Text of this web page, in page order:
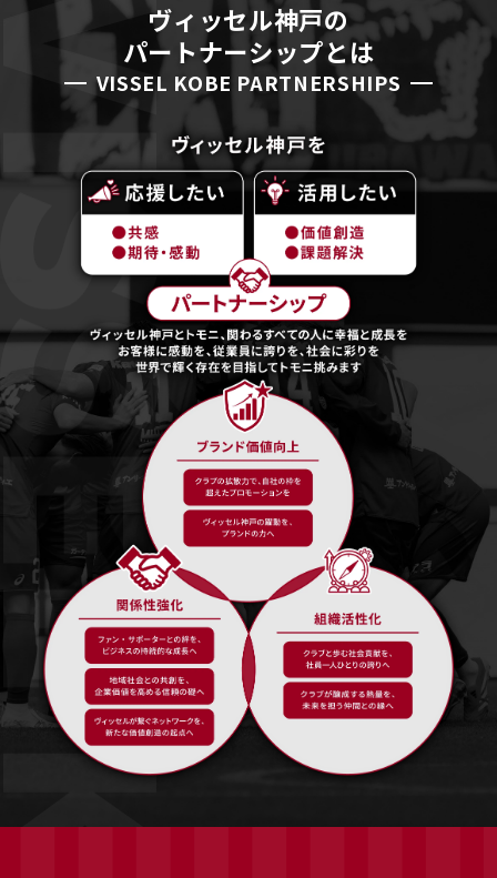
ヴィッセル神戸の
パートナーシップとは
VISSEL KOBE PARTNERSHIPS